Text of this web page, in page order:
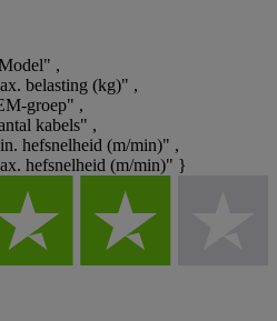
,
belasting (kg)" ,
groep" ,
kabels" ,
hefsnelheid (m/min)" ,
hefsnelheid (m/min)" }